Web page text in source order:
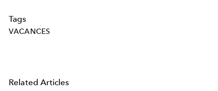
Tags
VACANCES
Related Articles